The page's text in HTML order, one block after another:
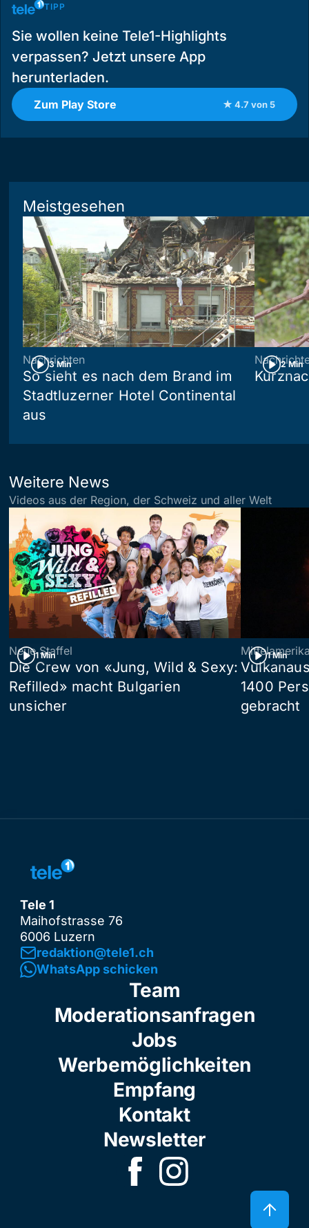
TIPP
Sie wollen keine Tele1-Highlights
verpassen? Jetzt unsere App
herunterladen.
Zum Play Store ★ 4.7 von 5
Meistgesehen
3 Min
Nachrichten
So sieht es nach dem Brand im
Stadtluzerner Hotel Continental
aus
2 Min
Weitere News
Videos aus der Region, der Schweiz und aller Welt
1 Min
Neue Staffel
Die Crew von «Jung, Wild & Sexy:
Refilled» macht Bulgarien
unsicher
1 Min
1400
gebracht
Tele 1
Maihofstrasse 76
6006 Luzern
redaktion@tele1.ch
WhatsApp schicken
Team
Moderationsanfragen
Jobs
Werbemöglichkeiten
Empfang
Kontakt
Newsletter